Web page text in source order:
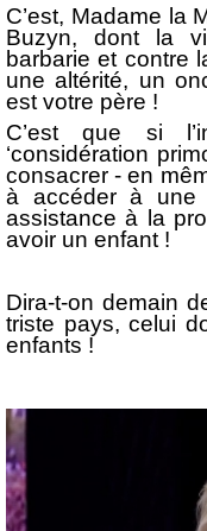
C’est, Madame la
Buzyn, dont la
barbarie et contre
une altérité, un
est votre père !
C’est que si
‘considération
consacrer - en
à accéder à une
assistance à la
avoir un enfant !
Dira-t-on demain
triste pays, celui
enfants !